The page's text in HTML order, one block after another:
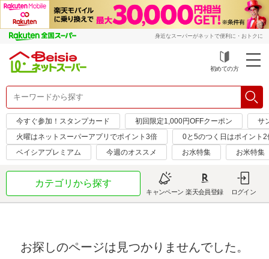
身近なスーパーがネットで便利に・おトクに
初めての方
今すぐ参加！スタンプカード 初回限定1,000円OFFクーポン
サ
火曜はネットスーパーアプリでポイント3倍
0と5のつく日はポイント2
ベイシアプレミアム
今週のオススメ お水特集 お米特集
カテゴリから探す
キャンペーン 楽天会員登録 ログイン
お探しのページは見つかりませんでした。